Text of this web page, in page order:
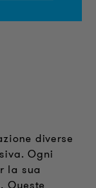
diverse
Ogni
la sua